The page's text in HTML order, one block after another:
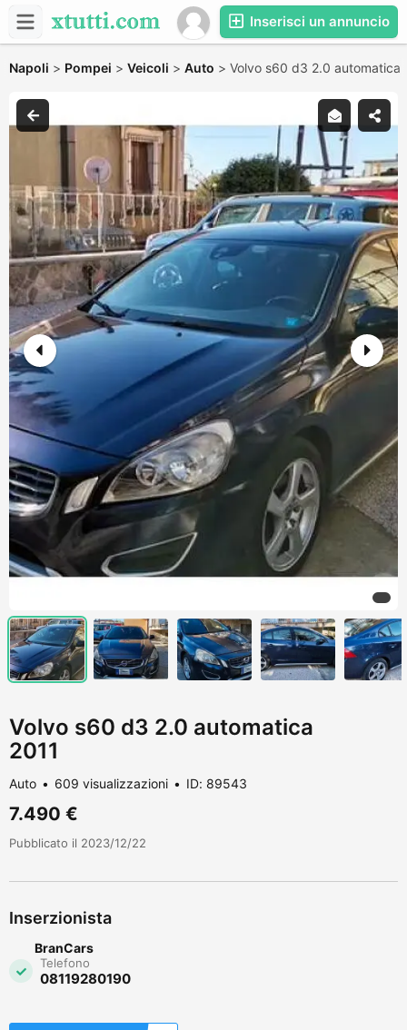
Inserisci un annuncio
Napoli > Pompei > Veicoli > Auto > Volvo s60 d3 2.0 automatica
Volvo s60 d3 2.0 automatica
2011
Auto 609 visualizzazioni ID: 89543
7.490 €
Pubblicato il 2023/12/22
Inserzionista
BranCars
Telefono
08119280190